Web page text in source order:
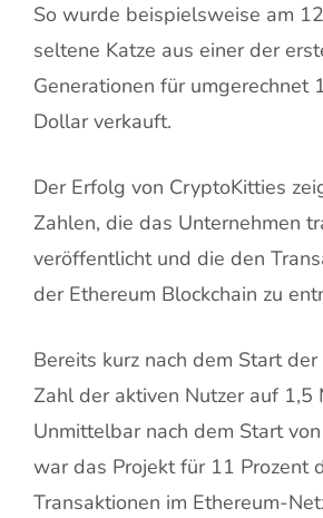
So wurde beispielsweise am
seltene Katze aus einer der
Generationen für umgerechnet
Dollar verkauft.
Der Erfolg von CryptoKitties
Zahlen, die das Unternehmen
veröffentlicht und die den
der Ethereum Blockchain zu
Bereits kurz nach dem Start
Zahl der aktiven Nutzer auf 1,5
Unmittelbar nach dem Start
war das Projekt für 11 Prozent
Transaktionen im Ethereum-